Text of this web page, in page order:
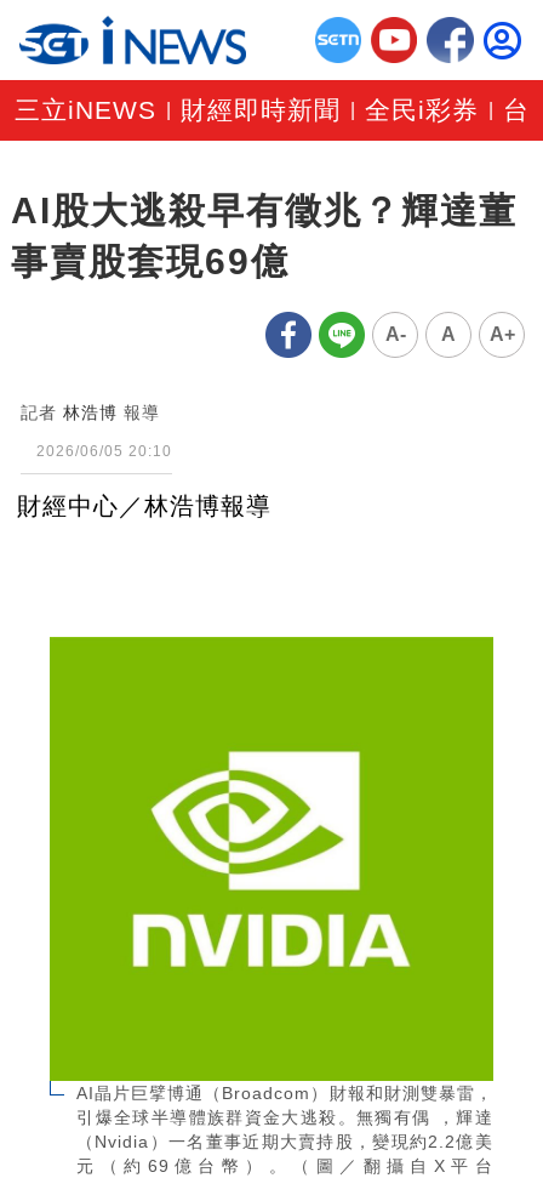
三立iNEWS 財經即時新聞 |全民i彩券 台
AI股大逃殺早有徵兆？輝達董
事賣股套現69億
A- A A+
記者 林浩博 報導
2026/06/05 20:10
財經中心／林浩博報導
AI晶片巨擘博通（Broadcom）財報和財測雙暴雷，
引爆全球半導體族群資金大逃殺。無獨有偶 ，輝達
（Nvidia）一名董事近期大賣持股，變現約2.2億美
元（約69億台幣）。（圖／翻攝自X平台